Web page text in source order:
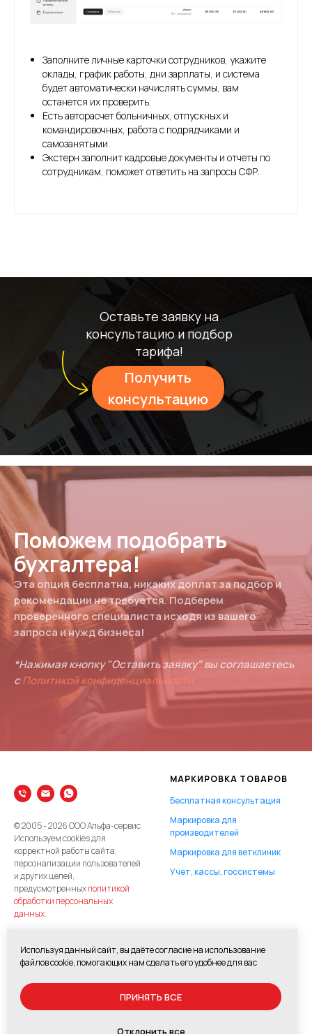
Используя данный сайт, вы даёте согласие на использование
файлов cookie, помогающих нам сделать его удобнее для вас
ПРИНЯТЬ ВСЕ
Отклонить все
Заполните личные карточки сотрудников, укажите
оклады, график работы, дни зарплаты, и система
будет автоматически начислять суммы, вам
останется их проверить.
Есть авторасчет больничных, отпускных и
командировочных, работа с подрядчиками и
самозанятыми.
Экстерн заполнит кадровые документы и отчеты по
сотрудникам, поможет ответить на запросы СФР.
Оставьте заявку на
консультацию и подбор
тарифа!
Получить
консультацию
Поможем подобрать
бухгалтера!
Эта опция бесплатна, никаких доплат за подбор и
рекомендации не требуется. Подберем
проверенного специалиста исходя из вашего
запроса и нужд бизнеса!
*Нажимая кнопку "Оставить заявку" вы соглашаетесь
сПолитикой конфиденциальности.
© 2005 - 2026 ООО Альфа-сервис
Используем cookies для
корректной работы сайта,
персонализации пользователей
и других целей,
предусмотренныхполитикой
обработки персональных
данных.
МАРКИРОВКА ТОВАРОВ
Бесплатная консультация
Маркировка для
производителей
Маркировка для ветклиник
Учет, кассы, госсистемы
ЭДО, ЛОГИСТИКА
ЭЛЕКТРОННАЯ